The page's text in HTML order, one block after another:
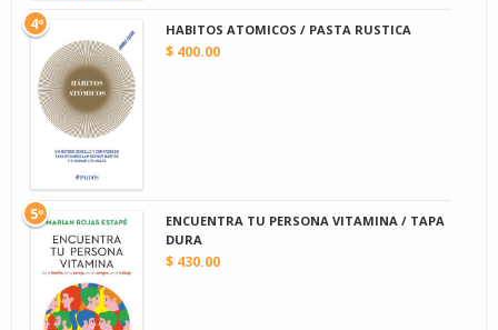
HABITOS ATOMICOS / PASTA RUSTICA
$ 400.00
4º
ENCUENTRA TU PERSONA VITAMINA / TAPA
DURA
$ 430.00
5º